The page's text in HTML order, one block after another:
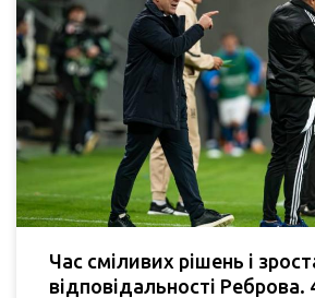
Час сміливих рішень і
відповідальності Реброва.